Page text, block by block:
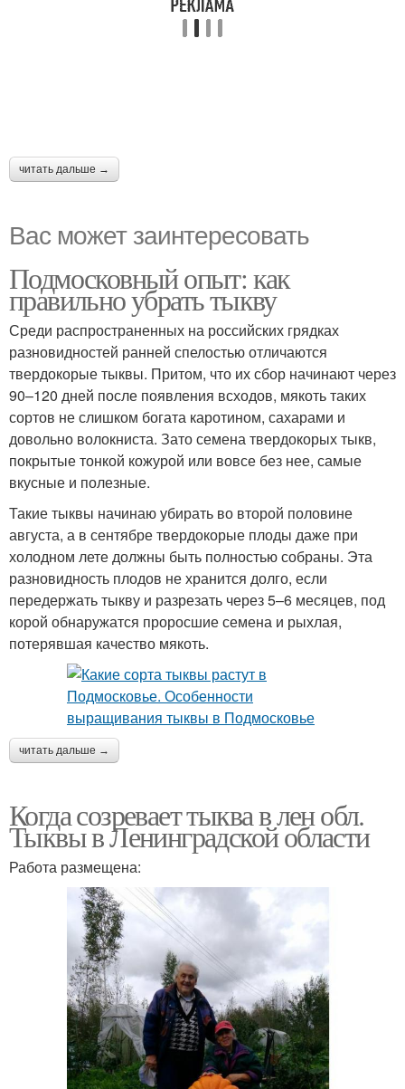
читать дальше →
Вас может заинтересовать
Подмосковный опыт: как
правильно убрать тыкву
Среди распространенных на российских грядках
разновидностей ранней спелостью отличаются
твердокорые тыквы. Притом, что их сбор начинают через
90–120 дней после появления всходов, мякоть таких
сортов не слишком богата каротином, сахарами и
довольно волокниста. Зато семена твердокорых тыкв,
покрытые тонкой кожурой или вовсе без нее, самые
вкусные и полезные.
Такие тыквы начинаю убирать во второй половине
августа, а в сентябре твердокорые плоды даже при
холодном лете должны быть полностью собраны. Эта
разновидность плодов не хранится долго, если
передержать тыкву и разрезать через 5–6 месяцев, под
корой обнаружатся проросшие семена и рыхлая,
потерявшая качество мякоть.
читать дальше →
Когда созревает тыква в лен обл.
Тыквы в Ленинградской области
Работа размещена: